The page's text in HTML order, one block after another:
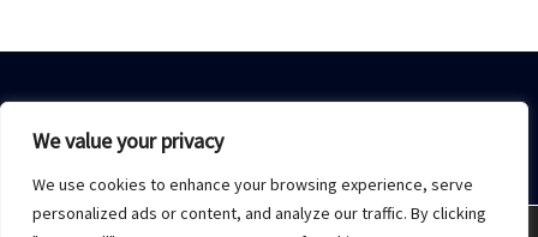
We value your privacy
We use cookies to enhance your browsing experience, serve
personalized ads or content, and analyze our traffic. By clicking
Sobre Nós Acesso restrito Contato